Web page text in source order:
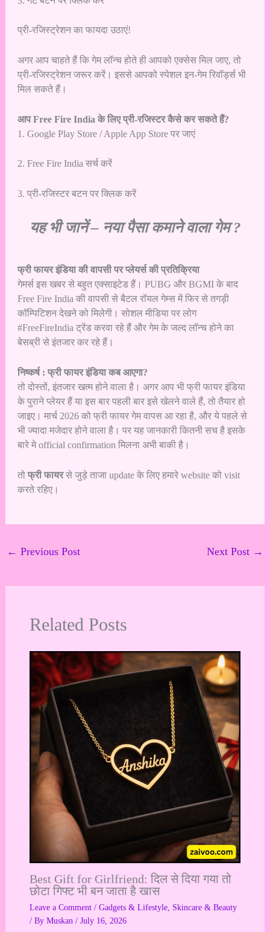
प्री-रजिस्ट्रेशन का फायदा उठाएं!
अगर आप चाहते हैं कि गेम लॉन्च होते ही आपको एक्सेस मिल जाए, तो
प्री-रजिस्ट्रेशन जरूर करें। इससे आपको स्पेशल इन-गेम रिवॉर्ड्स भी
मिल सकते हैं।
आप Free Fire India के लिए प्री-रजिस्टर कैसे कर सकते हैं?
1. Google Play Store / Apple App Store पर जाएं
2. Free Fire India सर्च करें
3. प्री-रजिस्टर बटन पर क्लिक करें
यह भी जानें – नया पैसा कमाने वाला गेम ?
फ्री फायर इंडिया की वापसी पर प्लेयर्स की प्रतिक्रिया
गेमर्स इस खबर से बहुत एक्साइटेड हैं। PUBG और BGMI के बाद
Free Fire India की वापसी से बैटल रॉयल गेम्स में फिर से तगड़ी
कॉम्पिटिशन देखने को मिलेगी। सोशल मीडिया पर लोग
#FreeFireIndia ट्रेंड करवा रहे हैं और गेम के जल्द लॉन्च होने का
बेसब्री से इंतजार कर रहे हैं।
निष्कर्ष : फ्री फायर इंडिया कब आएगा?
तो दोस्तों, इंतजार खत्म होने वाला है। अगर आप भी फ्री फायर इंडिया
के पुराने प्लेयर हैं या इस बार पहली बार इसे खेलने वाले हैं, तो तैयार हो
जाइए। मार्च 2026 को फ्री फायर गेम वापस आ रहा है, और ये पहले से
भी ज्यादा मजेदार होने वाला है। पर यह जानकारी कितनी सच है इसके
बारे मे official confirmation मिलना अभी बाकी है।
तो फ्री फायरसे जुड़े ताजा update के लिए हमारे website को visit
करते रहिए।
← Previous Post Next Post →
Related Posts
Best Gift for Girlfriend: दिल से दिया गया तो
छोटा गिफ्ट भी बन जाता है खास
Leave a Comment / Gadgets & Lifestyle, Skincare & Beauty
/ By Muskan / July 16, 2026